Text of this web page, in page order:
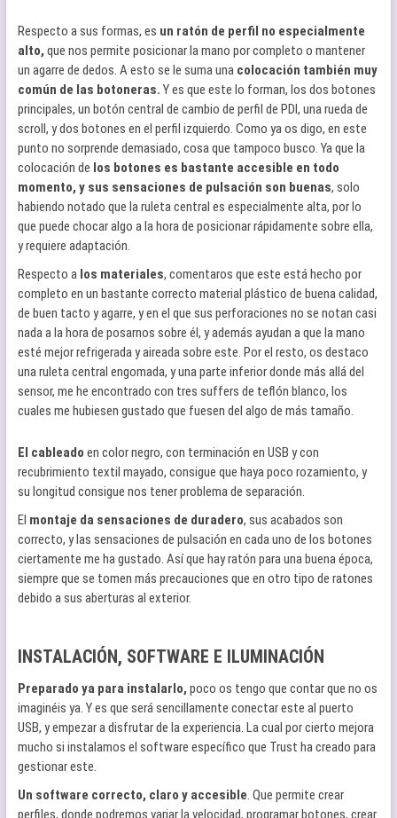
Respecto a sus formas, es un ratón de perfil no especialmente
alto, que nos permite posicionar la mano por completo o mantener
un agarre de dedos. A esto se le suma una colocación también muy
común de las botoneras. Y es que este lo forman, los dos botones
principales, un botón central de cambio de perfil de PDI, una rueda de
scroll, y dos botones en el perfil izquierdo. Como ya os digo, en este
punto no sorprende demasiado, cosa que tampoco busco. Ya que la
colocación de los botones es bastante accesible en todo
momento, y sus sensaciones de pulsación son buenas, solo
habiendo notado que la ruleta central es especialmente alta, por lo
que puede chocar algo a la hora de posicionar rápidamente sobre ella,
y requiere adaptación.
Respecto a los materiales, comentaros que este está hecho por
completo en un bastante correcto material plástico de buena calidad,
de buen tacto y agarre, y en el que sus perforaciones no se notan casi
nada a la hora de posarnos sobre él, y además ayudan a que la mano
esté mejor refrigerada y aireada sobre este. Por el resto, os destaco
una ruleta central engomada, y una parte inferior donde más allá del
sensor, me he encontrado con tres suffers de teflón blanco, los
cuales me hubiesen gustado que fuesen del algo de más tamaño.
El cableado en color negro, con terminación en USB y con
recubrimiento textil mayado, consigue que haya poco rozamiento, y
su longitud consigue nos tener problema de separación.
El montaje da sensaciones de duradero, sus acabados son
correcto, y las sensaciones de pulsación en cada uno de los botones
ciertamente me ha gustado. Así que hay ratón para una buena época,
siempre que se tomen más precauciones que en otro tipo de ratones
debido a sus aberturas al exterior.
INSTALACIÓN, SOFTWARE E ILUMINACIÓN
Preparado ya para instalarlo, poco os tengo que contar que no os
imaginéis ya. Y es que será sencillamente conectar este al puerto
USB, y empezar a disfrutar de la experiencia. La cual por cierto mejora
mucho si instalamos el software específico que Trust ha creado para
gestionar este.
Un software correcto, claro y accesible. Que permite crear
perfiles, donde podremos variar la velocidad, programar botones, crear